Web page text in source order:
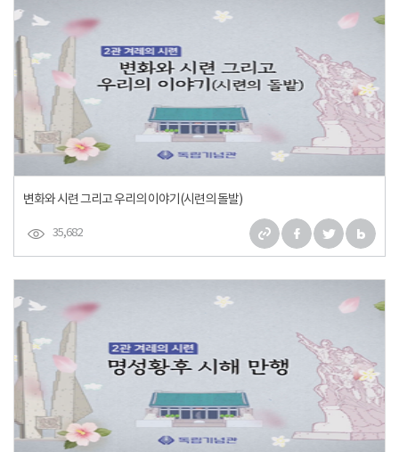
변화와 시련 그리고 우리의 이야기(시련의 돌발)
35,682